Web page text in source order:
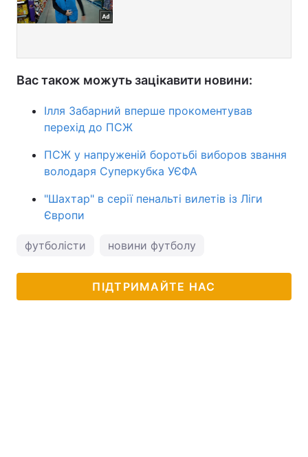
Вас також можуть зацікавити новини:
Ілля Забарний вперше прокоментував
перехід до ПСЖ
ПСЖ у напруженій боротьбі виборов звання
володаря Суперкубка УЄФА
"Шахтар" в серії пенальті вилетів із Ліги
Європи
футболісти новини футболу
ПІДТРИМАЙТЕ НАС